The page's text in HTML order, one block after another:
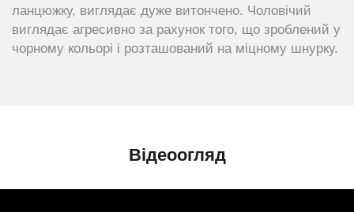
ланцюжку, виглядає дуже витончено. Чоловічий
виглядає агресивно за рахунок того, що зроблений у
чорному кольорі і розташований на міцному шнурку.
Відеоогляд